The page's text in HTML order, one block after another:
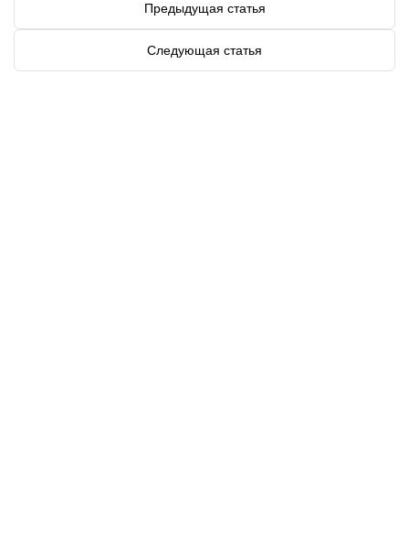
Предыдущая статья
Следующая статья